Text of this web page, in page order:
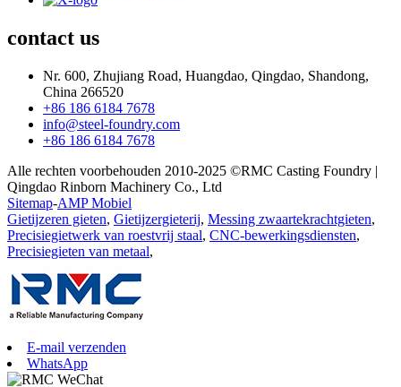
contact us
Nr. 600, Zhujiang Road, Huangdao, Qingdao, Shandong,
China 266520
+86 186 6184 7678
info@steel-foundry.com
+86 186 6184 7678
Alle rechten voorbehouden 2010-2025 ©RMC Casting Foundry |
Qingdao Rinborn Machinery Co., Ltd
Sitemap-AMP Mobiel
Gietijzeren gieten, Gietijzergieterij, Messing zwaartekrachtgieten,
Precisiegietwerk van roestvrij staal, CNC-bewerkingsdiensten,
Precisiegieten van metaal,
E-mail verzenden
WhatsApp